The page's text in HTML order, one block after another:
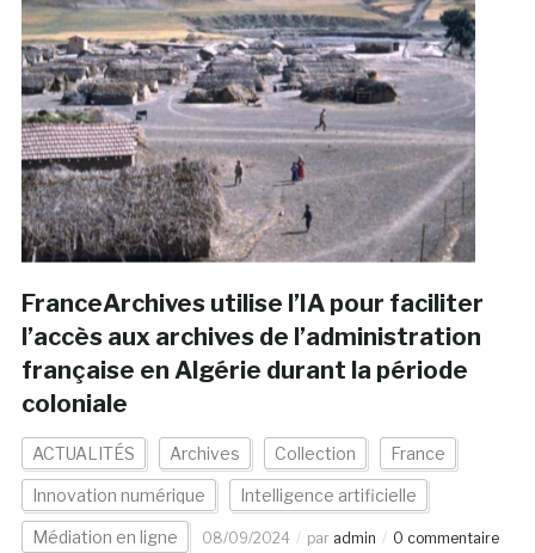
FranceArchives utilise l’IA pour faciliter
l’accès aux archives de l’administration
française en Algérie durant la période
coloniale
ACTUALITÉS Archives Collection France
Innovation numérique Intelligence artificielle
Médiation en ligne 08/09/2024 par admin 0 commentaire